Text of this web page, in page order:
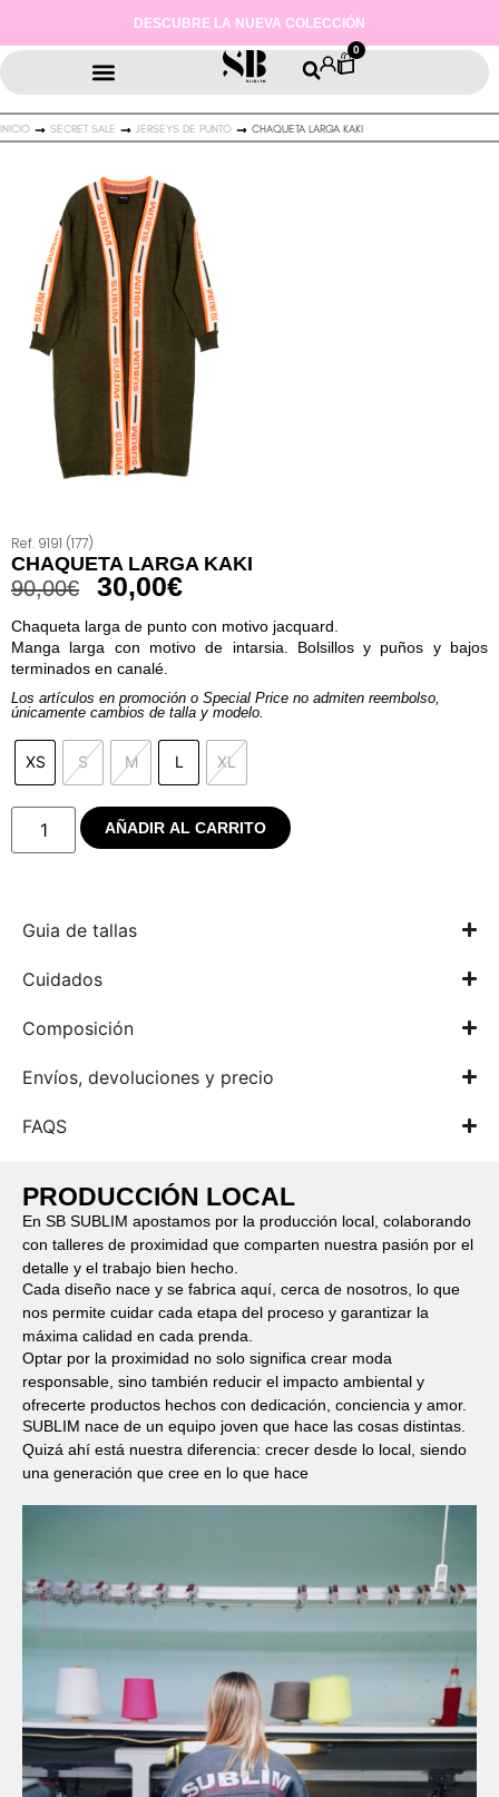
ENVIOS PENINSULARES GRATIS A PARTIR DE 100€
0
INICIO SECRET SALE JERSEYS DE PUNTO CHAQUETA LARGA KAKI
Ref. 9191 (177)
CHAQUETA LARGA KAKI
90,00€ 30,00€
Chaqueta larga de punto con motivo jacquard.
Manga larga con motivo de intarsia. Bolsillos y puños y bajos
terminados en canalé.
Los artículos en promoción o Special Price no admiten reembolso,
únicamente cambios de talla y modelo.
XS S M L XL
AÑADIR AL CARRITO
Guia de tallas
Cuidados
Composición
Envíos, devoluciones y precio
FAQS
PRODUCCIÓN LOCAL
En SB SUBLIM apostamos por la producción local, colaborando
con talleres de proximidad que comparten nuestra pasión por el
detalle y el trabajo bien hecho.
Cada diseño nace y se fabrica aquí, cerca de nosotros, lo que
nos permite cuidar cada etapa del proceso y garantizar la
máxima calidad en cada prenda.
Optar por la proximidad no solo significa crear moda
responsable, sino también reducir el impacto ambiental y
ofrecerte productos hechos con dedicación, conciencia y amor.
SUBLIM nace de un equipo joven que hace las cosas distintas.
Quizá ahí está nuestra diferencia: crecer desde lo local, siendo
una generación que cree en lo que hace